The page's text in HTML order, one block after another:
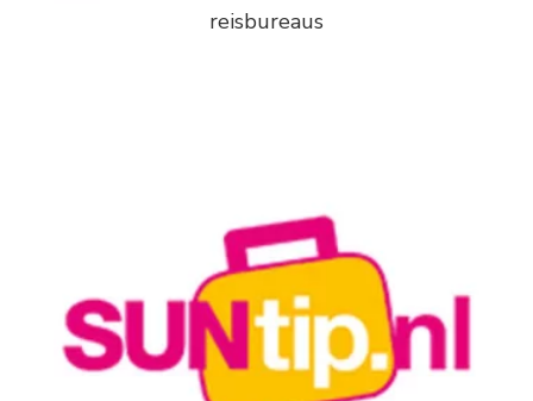
reisbureaus